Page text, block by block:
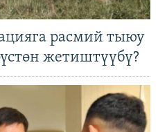
расмий тыюу
жетиштүүбү?